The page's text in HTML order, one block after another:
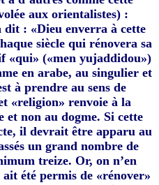
aux orientalistes) :
dit : «Dieu enverra à cette
siècle qui rénovera sa
«qui» («men yujaddidou»)
en arabe, au singulier et
à prendre au sens de
«religion» renvoie à la
non au dogme. Si cette
il devrait être apparu au
un grand nombre de
treize. Or, on n’en
été permis de «rénover»